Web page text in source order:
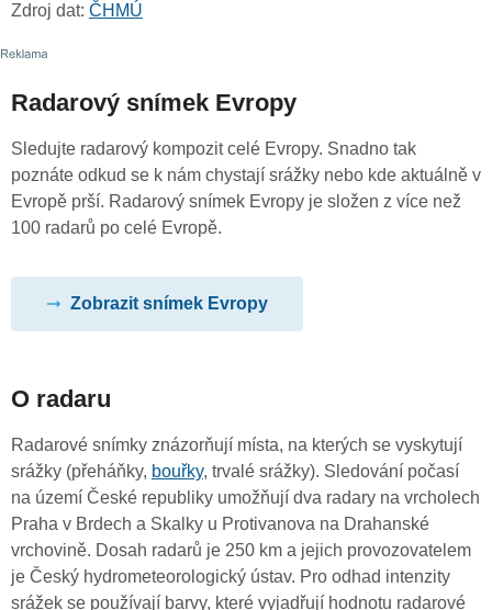
Zdroj dat: ČHMÚ
Radarový snímek Evropy
Sledujte radarový kompozit celé Evropy. Snadno tak
poznáte odkud se k nám chystají srážky nebo kde aktuálně v
Evropě prší. Radarový snímek Evropy je složen z více než
100 radarů po celé Evropě.
Zobrazit snímek Evropy
O radaru
Radarové snímky znázorňují místa, na kterých se vyskytují
srážky (přeháňky, bouřky, trvalé srážky). Sledování počasí
na území České republiky umožňují dva radary na vrcholech
Praha v Brdech a Skalky u Protivanova na Drahanské
vrchovině. Dosah radarů je 250 km a jejich provozovatelem
je Český hydrometeorologický ústav. Pro odhad intenzity
srážek se používají barvy, které vyjadřují hodnotu radarové